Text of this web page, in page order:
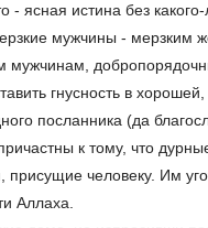
ясная истина без какого-
мужчины - мерзким
гнусность в хорошей,
посланника (да
к тому, что
присущие человеку. Им
Аллаха.